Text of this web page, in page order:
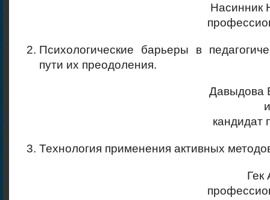
Насинник
Психологические барьеры в
пути их преодоления.
Давыдова
кандидат
Технология применения активных
Гек